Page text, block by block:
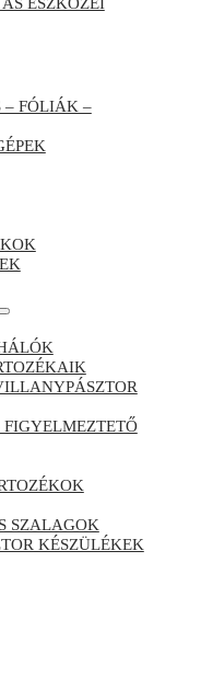
– FÓLIÁK –
SZALAGOK
KÉSZÜLÉKEK